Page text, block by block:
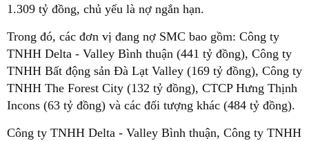
1.309 tỷ đồng, chủ yếu là nợ ngắn hạn.
Trong đó, các đơn vị đang nợ SMC bao gồm: Công ty
TNHH Delta - Valley Bình thuận (441 tỷ đồng), Công ty
TNHH Bất động sản Đà Lạt Valley (169 tỷ đồng), Công ty
TNHH The Forest City (132 tỷ đồng), CTCP Hưng Thịnh
Incons (63 tỷ đồng) và các đối tượng khác (484 tỷ đồng).
Công ty TNHH Delta - Valley Bình thuận, Công ty TNHH